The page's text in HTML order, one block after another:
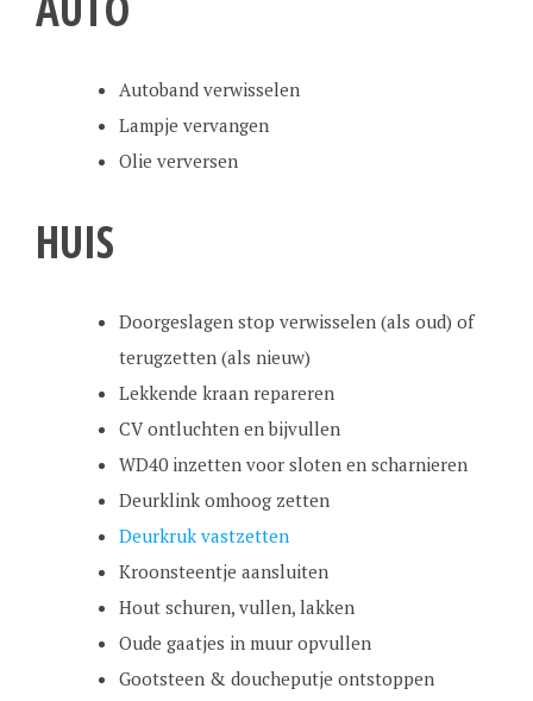
Autoband verwisselen
Lampje vervangen
Olie verversen
HUIS
Doorgeslagen stop verwisselen (als oud) of
terugzetten (als nieuw)
Lekkende kraan repareren
CV ontluchten en bijvullen
WD40 inzetten voor sloten en scharnieren
Deurklink omhoog zetten
Deurkruk vastzetten
Kroonsteentje aansluiten
Hout schuren, vullen, lakken
Oude gaatjes in muur opvullen
Gootsteen & doucheputje ontstoppen